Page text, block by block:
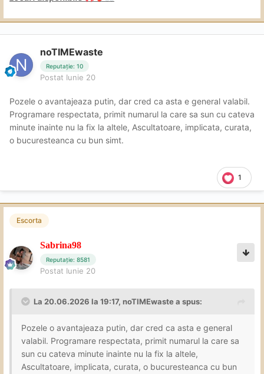
noTIMEwaste
Reputație: 10
Postat Iunie 20
Pozele o avantajeaza putin, dar cred ca asta e general valabil.
Programare respectata, primit numarul la care sa sun cu cateva
minute inainte nu la fix la altele, Ascultatoare, implicata, curata,
o bucuresteanca cu bun simt.
1
Escorta
Sabrina98
Reputație: 8581
Postat Iunie 20
La 20.06.2026 la 19:17, noTIMEwastea spus:
Pozele o avantajeaza putin, dar cred ca asta e general
valabil. Programare respectata, primit numarul la care sa
sun cu cateva minute inainte nu la fix la altele,
Ascultatoare, implicata, curata, o bucuresteanca cu bun